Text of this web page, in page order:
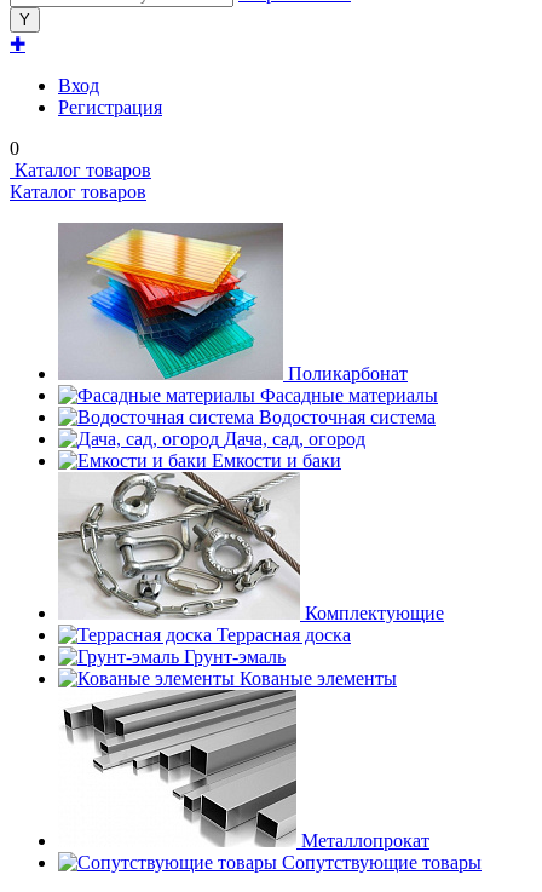
✚
Вход
Регистрация
0
Каталог товаров
Каталог товаров
Поликарбонат
Фасадные материалы
Водосточная система
Дача, сад, огород
Емкости и баки
Комплектующие
Террасная доска
Грунт-эмаль
Кованые элементы
Металлопрокат
Сопутствующие товары